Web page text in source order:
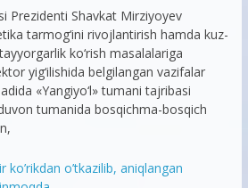
Prezidenti Shavkat Mirziyoyev
tarmog‘ini rivojlantirish hamda kuz-
ko‘rish masalalariga
yig‘ilishida belgilangan vazifalar
«Yangiyo‘l» tumani tajribasi
tumanida bosqichma-bosqich
o’tkazilib, aniqlangan